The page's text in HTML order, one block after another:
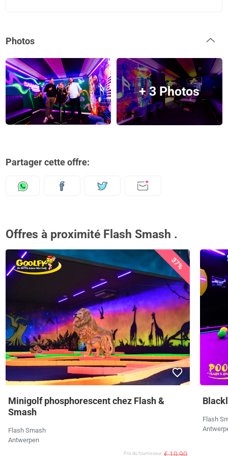
Photos
+ 3 Photos
Partager cette offre:
Offres à proximité Flash Smash .
37%
Minigolf phosphorescent chez Flash &
Smash
Flash Smash
Antwerpen
Prix ​​du fournisseur € 10,90
Flash